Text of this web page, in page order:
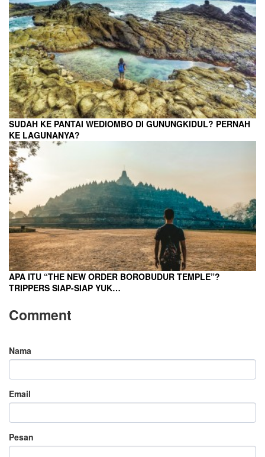
SUDAH KE PANTAI WEDIOMBO DI GUNUNGKIDUL? PERNAH
KE LAGUNANYA?
APA ITU “THE NEW ORDER BOROBUDUR TEMPLE”?
TRIPPERS SIAP-SIAP YUK…
Comment
Nama
Email
Pesan